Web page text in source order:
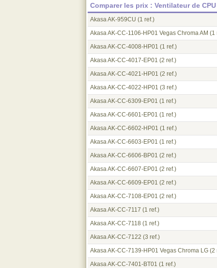
Comparer les prix : Ventilateur de
Akasa AK-959CU (1 ref.)
Akasa AK-CC-1106-HP01 Vegas Chroma AM (1
Akasa AK-CC-4008-HP01 (1 ref.)
Akasa AK-CC-4017-EP01 (2 ref.)
Akasa AK-CC-4021-HP01 (2 ref.)
Akasa AK-CC-4022-HP01 (3 ref.)
Akasa AK-CC-6309-EP01 (1 ref.)
Akasa AK-CC-6601-EP01 (1 ref.)
Akasa AK-CC-6602-HP01 (1 ref.)
Akasa AK-CC-6603-EP01 (1 ref.)
Akasa AK-CC-6606-BP01 (2 ref.)
Akasa AK-CC-6607-EP01 (2 ref.)
Akasa AK-CC-6609-EP01 (2 ref.)
Akasa AK-CC-7108-EP01 (2 ref.)
Akasa AK-CC-7117 (1 ref.)
Akasa AK-CC-7118 (1 ref.)
Akasa AK-CC-7122 (3 ref.)
Akasa AK-CC-7139-HP01 Vegas Chroma LG (2
Akasa AK-CC-7401-BT01 (1 ref.)